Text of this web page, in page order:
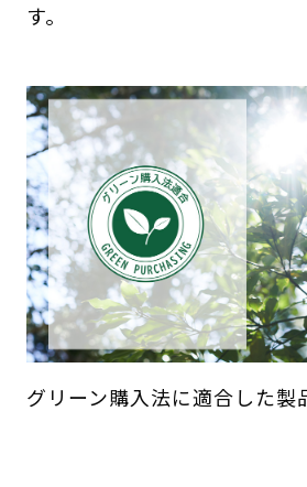
す。
グリーン購入法に適合した製